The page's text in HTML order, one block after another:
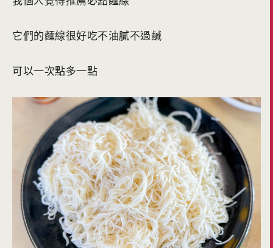
它們的麵線很好吃不油膩不過鹹
可以一次點多一點